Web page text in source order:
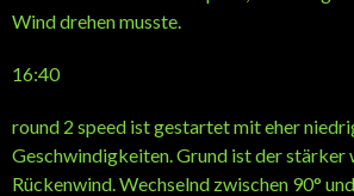
Wind drehen musste.
16:40
round 2 speed ist gestartet mit eher
Geschwindigkeiten. Grund ist der stärker
Rückenwind. Wechselnd zwischen 90°